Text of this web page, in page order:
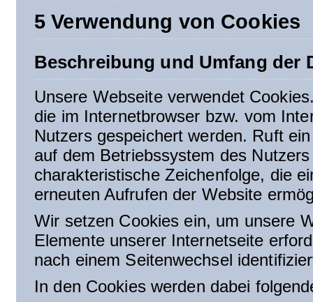
5 Verwendung von Cookies
Beschreibung und Umfang der
Unsere Webseite verwendet
die im Internetbrowser bzw. vom
Nutzers gespeichert werden. Ruft
auf dem Betriebssystem des
charakteristische Zeichenfolge, die
erneuten Aufrufen der Website
Wir setzen Cookies ein, um unsere
Elemente unserer Internetseite
nach einem Seitenwechsel
In den Cookies werden dabei